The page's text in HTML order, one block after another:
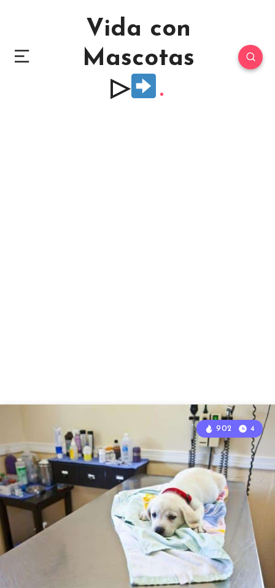
Vida con
Mascotas
▷
902 4